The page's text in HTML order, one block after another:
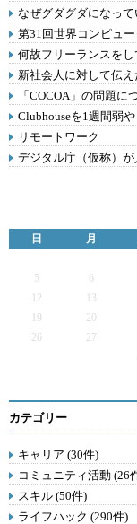
なぜグダグダになっ
第31回世界コンピュ
何故フリーランスを
新社会人に対して伝え
「COCOA」の問題に
Clubhouseを1週間弱
リモートワーク
デジタル庁（仮称）
日 月
5
6
12
13
19
20
26
27
カテゴリー
キャリア (30件)
コミュニティ活動 (26
スキル (50件)
ライフハック (290件)